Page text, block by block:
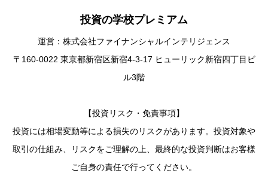
投資の学校プレミアム
運営：株式会社ファイナンシャルインテリジェンス
〒160-0022 東京都新宿区新宿4-3-17 ヒューリック新宿四丁目ビ
ル3階
【投資リスク・免責事項】
投資には相場変動等による損失のリスクがあります。投資対象や
取引の仕組み、リスクをご理解の上、最終的な投資判断はお客様
ご自身の責任で行ってください。